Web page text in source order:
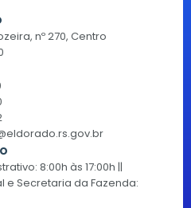
nº 270, Centro
8:00h às 17:00h ||
e Secretaria da Fazenda: